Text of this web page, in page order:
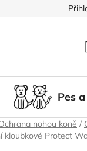
Doprava a platba
Pes
nohou koně /
kloubkové Protect